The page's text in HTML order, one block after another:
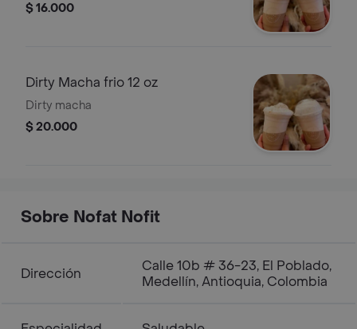
$ 16.000
Dirty Macha frio 12 oz
Dirty macha
$ 20.000
Sobre Nofat Nofit
Dirección
Calle 10b # 36-23, El Poblado,
Medellín, Antioquia, Colombia